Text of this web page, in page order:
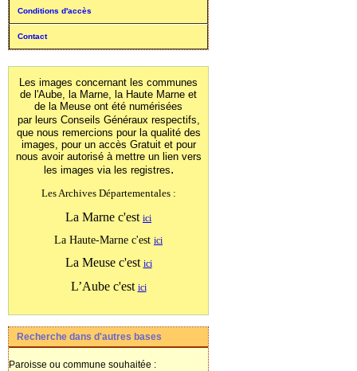
Conditions d'accès
Contact
Les images concernant les communes
de l'Aube, la Marne, la Haute Marne et
de la Meuse ont été numérisées
par leurs Conseils Généraux respectifs,
que nous remercions pour la qualité des
images, pour un accès Gratuit et pour
nous avoir autorisé à mettre un lien vers
les images via les registres.
Les Archives Départementales :
La Marne c'est ici
La Haute-Marne c'est ici
La Meuse c'est ici
L’Aube c'est ici
Recherche dans d'autres bases
Paroisse ou commune souhaitée :